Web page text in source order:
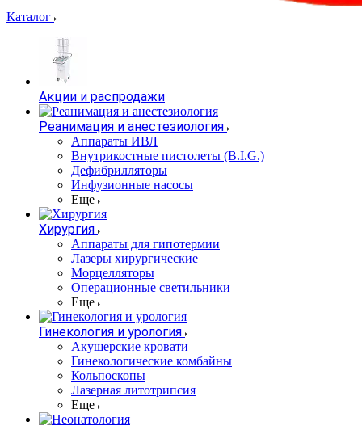
Каталог
Акции и распродажи
Реанимация и анестезиология
Аппараты ИВЛ
Внутрикостные пистолеты (B.I.G.)
Дефибрилляторы
Инфузионные насосы
Еще
Хирургия
Аппараты для гипотермии
Лазеры хирургические
Морцелляторы
Операционные светильники
Еще
Гинекология и урология
Акушерские кровати
Гинекологические комбайны
Кольпоскопы
Лазерная литотрипсия
Еще